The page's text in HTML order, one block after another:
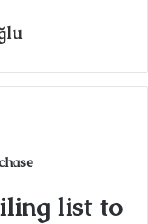
list to